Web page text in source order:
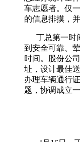
车志愿者。仅
的信息排摸，
丁总第一时
到安全可靠、
时间。股份公
址，设计最佳
办理车辆通行
题，协调成立